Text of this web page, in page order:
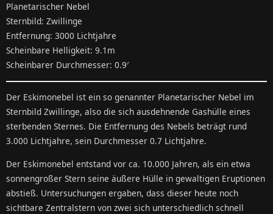
Planetarischer Nebel
Sternbild: Zwillinge
Entfernung: 3000 Lichtjahre
Scheinbare Helligkeit: 9.1m
Scheinbarer Durchmesser: 0.9′
Der Eskimonebel ist ein so genannter Planetarischer Nebel im
Sternbild Zwillinge, also die sich ausdehnende Gashülle eines
sterbenden Sternes. Die Entfernung des Nebels beträgt rund
3.000 Lichtjahre, sein Durchmesser 0.7 Lichtjahre.
Der Eskimonebel entstand vor ca. 10.000 Jahren, als ein etwa
sonnengroßer Stern seine äußere Hülle in gewaltigen Eruptionen
abstieß. Untersuchungen ergaben, dass dieser heute noch
sichtbare Zentralstern von zwei sich unterschiedlich schnell